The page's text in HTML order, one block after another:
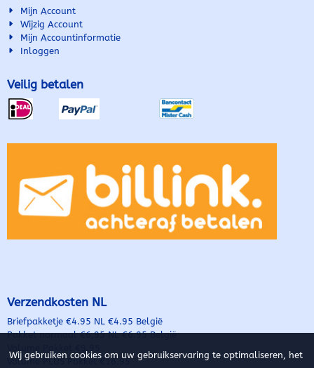
Mijn Account
Wijzig Account
Mijn Accountinformatie
Inloggen
Veilig betalen
Verzendkosten NL
Briefpakketje €4.95 NL €4.95 België
Pakket normaal €6,95 NL €6.95 België
Volume PLUS Pakket €16.95
Wij gebruiken cookies om uw gebruikservaring te optimaliseren, het